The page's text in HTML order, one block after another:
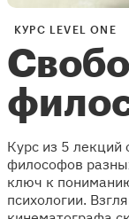
КУРС LEVEL ONE
Курс из 5 лекций
философов
ключ к
психологии.